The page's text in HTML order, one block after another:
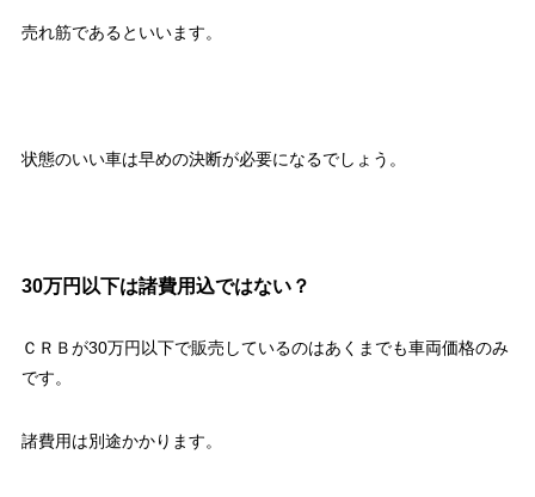
売れ筋であるといいます。
状態のいい車は早めの決断が必要になるでしょう。
30万円以下は諸費用込ではない？
ＣＲＢが30万円以下で販売しているのはあくまでも車両価格のみ
です。
諸費用は別途かかります。